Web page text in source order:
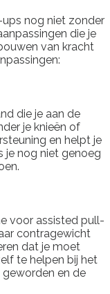
nog niet zonder
die je
van kracht
die je aan de
je knieën of
en helpt je
je nog niet genoeg
voor assisted pull-
contragewicht
dat je moet
te helpen bij het
en de